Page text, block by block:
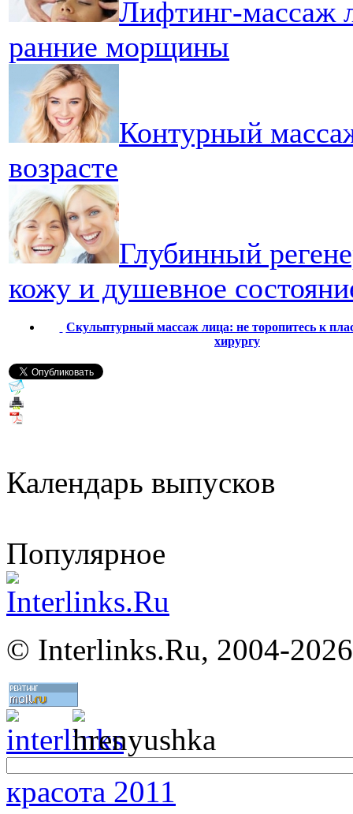
Лифтинг-массаж
ранние морщины
Контурный
возрасте
Глубинный
кожу и душевное
Скульптурный массаж лица: не торопитесь к
хирургу
Календарь выпусков
Популярное
© Interlinks.Ru, 2004-2026
красота 2011